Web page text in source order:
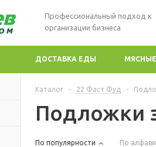
Профессиональный подход к
организации бизнеса
ДОСТАВКА ЕДЫ
Каталог - 22 Фаст Фуд -
Подложки
По популярности По